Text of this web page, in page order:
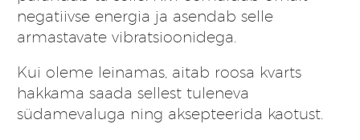
negatiivse energia ja asendab selle
armastavate vibratsioonidega.
Kui oleme leinamas, aitab roosa kvarts
hakkama saada sellest tuleneva
südamevaluga ning aksepteerida kaotust.